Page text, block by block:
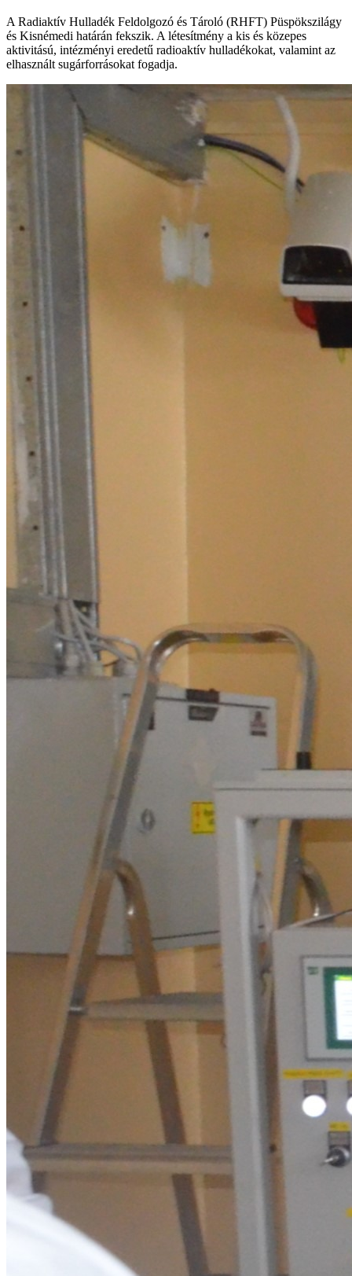
A Radiaktív Hulladék Feldolgozó és Tároló (RHFT) Püspökszilágy
és Kisnémedi határán fekszik. A létesítmény a kis és közepes
aktivitású, intézményi eredetű radioaktív hulladékokat, valamint az
elhasznált sugárforrásokat fogadja.